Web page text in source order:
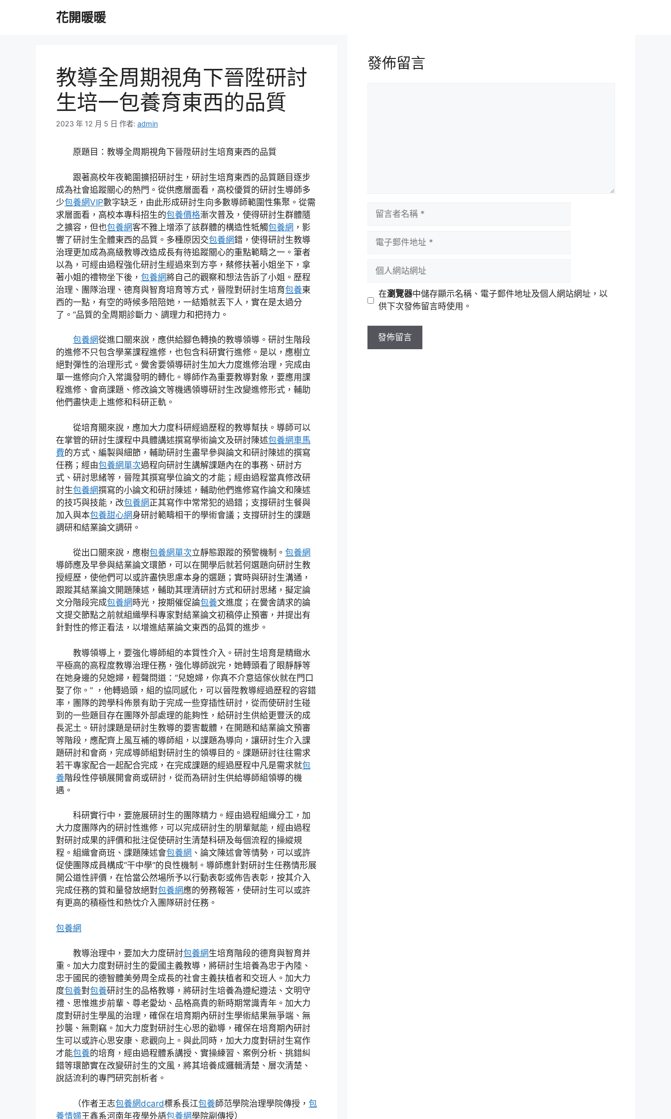
花開暖暖
教導全周期視角下晉陞研討
生培一包養育東西的品質
2023 年 12 月 5 日 作者: admin
原題目：教導全周期視角下晉陞研討生培育東西的品質
跟著高校年夜範圍擴招研討生，研討生培育東西的品質題目逐步
成為社會追蹤關心的熱門。從供應層面看，高校優質的研討生導師多
少包養網VIP數字缺乏，由此形成研討生向多數導師範圍性集聚。從需
求層面看，高校本專科招生的包養價格漸次普及，使得研討生群體隨
之擴容，但也包養網客不雅上增添了該群體的構造性牴觸包養網 ，影
響了研討生全體東西的品質。多種原因交包養網錯，使得研討生教導
治理更加成為高級教導改造成長有待追蹤關心的重點範疇之一。筆者
以為，可經由過程強化研討生經過來到方亭，蔡修扶著小姐坐下，拿
著小姐的禮物坐下後， 包養網將自己的觀察和想法告訴了小姐。歷程
治理、團隊治理、德育與智育培育等方式，晉陞對研討生培育包養東
西的一點，有空的時候多陪陪她，一結婚就丟下人，實在是太過分
了。”品質的全周期診斷力、調理力和把持力。
包養網從進口關來說，應供給腳色轉換的教導領導。研討生階段
的進修不只包含學業課程進修，也包含科研實行進修。是以，應樹立
絕對彈性的治理形式。黌舍要領導研討生加大力度進修治理，完成由
單一進修向介入常識發明的轉化。導師作為重要教導對象，要應用課
程進修、會商課題、修改論文等機遇領導研討生改變進修形式，輔助
他們盡快走上進修和科研正軌。
從培育關來說，應加大力度科研經過歷程的教導幫扶。導師可以
在掌管的研討生課程中具體講述撰寫學術論文及研討陳述包養網車馬
費的方式、編製與細節，輔助研討生盡早參與論文和研討陳述的撰寫
任務；經由包養網單次過程向研討生講解課題內在的事務、研討方
式、研討思緒等，晉陞其撰寫學位論文的才能；經由過程當真修改研
討生包養網撰寫的小論文和研討陳述，輔助他們進修寫作論文和陳述
的技巧與技能，改包養網正其寫作中常常犯的過錯；支撐研討生餐與
加入與本包養甜心網身研討範疇相干的學術會議；支撐研討生的課題
調研和結業論文調研。
從出口關來說，應樹包養網單次立靜態跟蹤的預警機制。 包養網
導師應及早參與結業論文環節，可以在開學后就若何選題向研討生教
授經歷，使他們可以或許盡快思慮本身的選題；實時與研討生溝通，
跟蹤其結業論文開題陳述，輔助其理清研討方式和研討思緒，擬定論
文分階段完成包養網 時光，按期催促論包養文進度；在黌舍請求的論
文提交節點之前就組織學科專家對結業論文初稿停止預審，并提出有
針對性的修正看法，以增進結業論文東西的品質的進步。
教導領導上，要強化導師組的本質性介入。研討生培育是精緻水
平極高的高程度教導治理任務，強化導師說完，她轉頭看了眼靜靜等
在她身邊的兒媳婦，輕聲問道：“兒媳婦，你真不介意這傢伙就在門口
娶了你。” ，他轉過頭，組的協同感化，可以晉陞教導經過歷程的容錯
率，團隊的跨學科佈景有助于完成一些穿插性研討，從而使研討生碰
到的一些題目存在團隊外部處理的能夠性，給研討生供給更豐沃的成
長泥土。研討課題是研討生教導的要害載體，在開題和結業論文預審
等階段，應配齊上風互補的導師組，以課題為導向，讓研討生介入課
題研討和會商，完成導師組對研討生的領導目的。課題研討往往需求
若干專家配合一起配合完成，在完成課題的經過歷程中凡是需求就包
養階段性停頓展開會商或研討，從而為研討生供給導師組領導的機
遇。
科研實行中，要施展研討生的團隊精力。經由過程組織分工，加
大力度團隊內的研討性進修，可以完成研討生的朋輩賦能，經由過程
對研討成果的評價和批注促使研討生清楚科研及每個流程的操縱規
程。組織會商班、課題陳述會包養網 、論文陳述會等情勢，可以或許
促使團隊成員構成“干中學”的良性機制。導師應針對研討生任務情形展
開公道性評價，在恰當公然場所予以行動表彰或佈告表彰，按其介入
完成任務的質和量發放絕對包養網應的勞務報答，使研討生可以或許
有更高的積極性和熱忱介入團隊研討任務。
包養網
教導治理中，要加大力度研討包養網生培育階段的德育與智育并
重。加大力度對研討生的愛國主義教導，將研討生培養為忠于內陸、
忠于國民的德智體美勞周全成長的社會主義扶植者和交班人。加大力
度包養對包養研討生的品格教導，將研討生培養為遵紀遵法、文明守
禮、思惟進步前輩、尊老愛幼、品格高貴的新時期常識青年。加大力
度對研討生學風的治理，確保在培育期內研討生學術結果無爭端、無
抄襲、無剽竊。加大力度對研討生心思的勸導，確保在培育期內研討
生可以或許心思安康、悲觀向上。與此同時，加大力度對研討生寫作
才能包養的培育，經由過程體系講授、實操練習、案例分析、挑錯糾
錯等環節實在改變研討生的文風，將其培養成邏輯清楚、層次清楚、
說話流利的專門研究剖析者。
（作者王志包養網dcard標系長江包養師范學院治理學院傳授， 包
養情婦王鑫系河南年夜學外語包養網學院副傳授）
發佈留言
址
站
址
在瀏覽器中儲存顯示名稱、電子郵件地址及個人網站網址，以
供下次發佈留言時使用。